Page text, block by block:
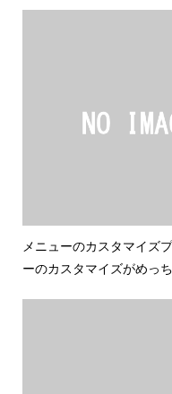
メニューのカスタマイズ
ーのカスタマイズがめっ